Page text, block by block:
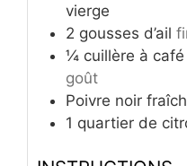
vierge
2 gousses d’ail
¼ cuillère à
goût
Poivre noir
1 quartier de